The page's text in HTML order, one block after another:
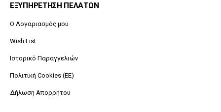
ΕΞΥΠΗΡΕΤΗΣΗ ΠΕΛΑΤΩΝ
O Λογαριασμός μου
Wish List
Ιστορικό Παραγγελιών
Πολιτική Cookies (ΕΕ)
Δήλωση Απορρήτου